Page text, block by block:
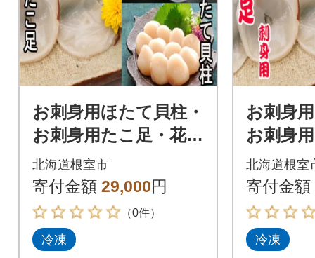
お刺身用ほたて貝柱・
お刺身用たこ足・花咲
かにむき身セット C-3
0040
北海道根室市
寄付金額 29,000円
（0件）
冷凍
お刺身
お刺身
かにむ
6040
北海道根室
寄付金額
冷凍